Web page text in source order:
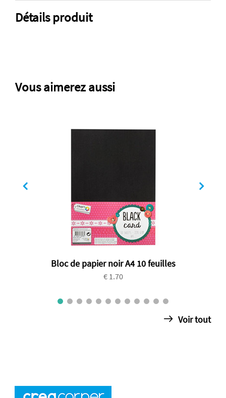
Détails produit
Vous aimerez aussi
Bloc de papier noir A4 10 feuilles
€ 1.70
Voir tout